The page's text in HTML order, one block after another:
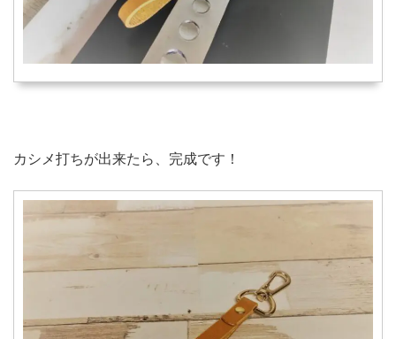
カシメ打ちが出来たら、完成です！